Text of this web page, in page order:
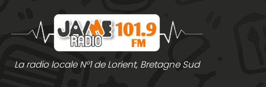
contenu
La radio locale N°1 de Lorient, Bretagne Sud